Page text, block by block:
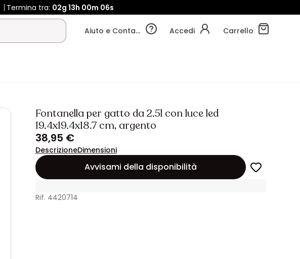
Termina tra: 02g 13h 00m 03s
Aiuto e Contatti Accedi Carrello
Fontanella per gatto da 2.5l con luce led
19.4x19.4x18.7 cm, argento
38,95 €
DescrizioneDimensioni
Avvisami della disponibilità
Rif. 4420714